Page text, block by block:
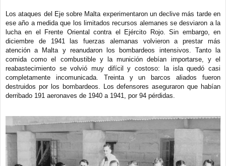
Los ataques del Eje sobre Malta experimentaron un declive más tarde en
ese año a medida que los limitados recursos alemanes se desviaron a la
lucha en el Frente Oriental contra el Ejército Rojo. Sin embargo, en
diciembre de 1941 las fuerzas alemanas volvieron a prestar más
atención a Malta y reanudaron los bombardeos intensivos. Tanto la
comida como el combustible y la munición debían importarse, y el
reabastecimiento se volvió muy difícil y costoso: la isla quedó casi
completamente incomunicada. Treinta y un barcos aliados fueron
destruidos por los bombardeos. Los defensores aseguraron que habían
derribado 191 aeronaves de 1940 a 1941, por 94 pérdidas.